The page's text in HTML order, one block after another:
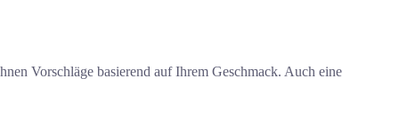
Vorschläge basierend auf Ihrem Geschmack. Auch eine